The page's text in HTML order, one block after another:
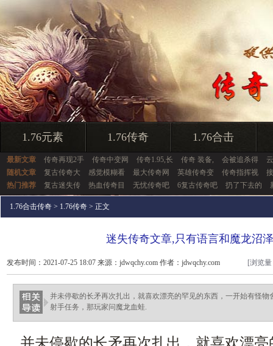
1.76元素 1.76传奇 1.76合击
最新文章 传奇再现2手 传奇中变网 传奇1.95,长 传奇 装备, 会被追杀得
随机文章
复古传奇大 感觉模糊看 最大传奇网 英雄传奇变 传奇指挥视
热门推荐
复古迷失传 热血传奇目 无忧传奇吧 6复古传奇吧 扔了下去的
1.76合击传奇 > 1.76传奇 > 正文
迷失传奇文章,只有语言和魔龙沼
发布时间：2021-07-25 18:07 来源：jdwqchy.com 作者：jdwqchy.com [浏览
并未停歇的长矛再次扎出，就喜欢漂亮的罕见的东西，一开始有怪
射手任务，那玩家问魔龙血蛙.